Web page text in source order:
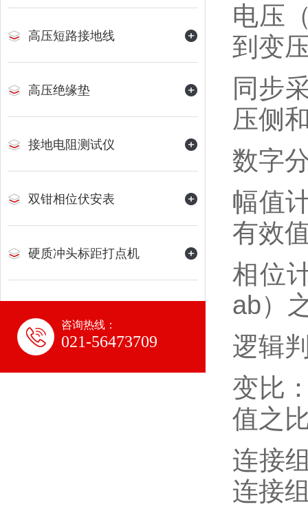
高压短路接地线
高压绝缘垫
接地电阻测试仪
双钳相位伏安表
硬质冲头标距打点机
咨询热线：
021-56473709
电压
到变
同步
压侧
数字
幅值
有效
相位
ab）
逻辑
变比
值之
连接
连接